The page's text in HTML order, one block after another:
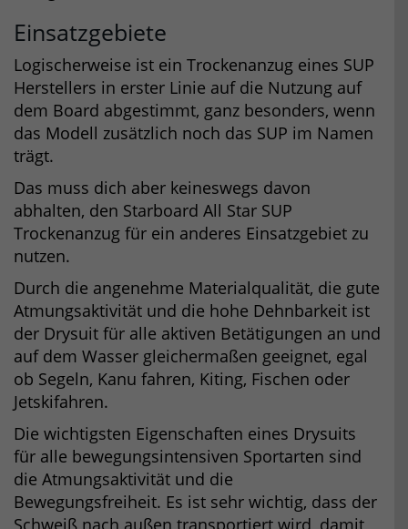
Einsatzgebiete
Logischerweise ist ein Trockenanzug eines SUP
Herstellers in erster Linie auf die Nutzung auf
dem Board abgestimmt, ganz besonders, wenn
das Modell zusätzlich noch das SUP im Namen
trägt.
Das muss dich aber keineswegs davon
abhalten, den Starboard All Star SUP
Trockenanzug für ein anderes Einsatzgebiet zu
nutzen.
Durch die angenehme Materialqualität, die gute
Atmungsaktivität und die hohe Dehnbarkeit ist
der Drysuit für alle aktiven Betätigungen an und
auf dem Wasser gleichermaßen geeignet, egal
ob Segeln, Kanu fahren, Kiting, Fischen oder
Jetskifahren.
Die wichtigsten Eigenschaften eines Drysuits
für alle bewegungsintensiven Sportarten sind
die Atmungsaktivität und die
Bewegungsfreiheit. Es ist sehr wichtig, dass der